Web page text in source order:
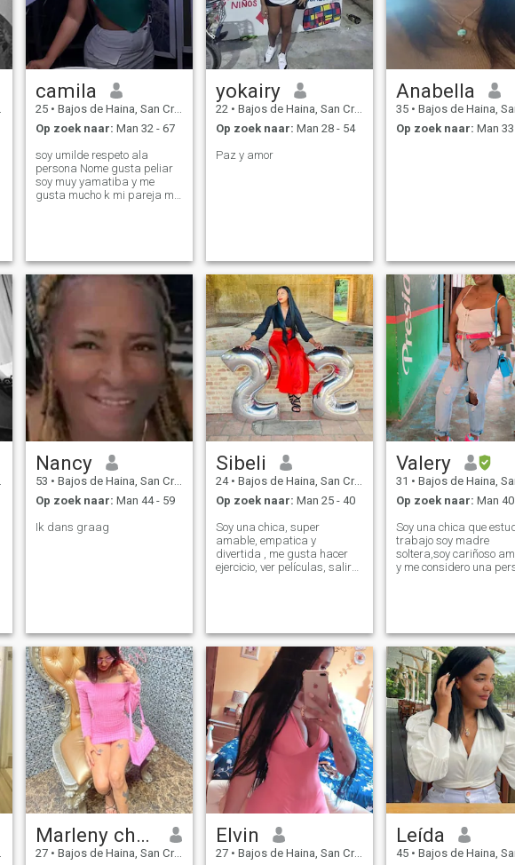
camila
25 • Bajos de Haina, San Cristóbal, Dominicaanse Rep.
Op zoek naar: Man 32 - 67
soy umilde respeto ala
persona Nome gusta peliar
soy muy yamatiba y me
gusta mucho k mi pareja me
yokairy
22 • Bajos de Haina, San Cristóbal, Dominicaanse Rep.
Op zoek naar: Man 28 - 54
Paz y amor
Anabella
35 • Bajos de Haina, San Cristóbal,
Op zoek naar: Man
Nancy
53 • Bajos de Haina, San Cristóbal, Dominicaanse Rep.
Op zoek naar: Man 44 - 59
Ik dans graag
Sibeli
24 • Bajos de Haina, San Cristóbal, Dominicaanse Rep.
Op zoek naar: Man 25 - 40
Soy una chica, super
amable, empatica y
divertida , me gusta hacer
ejercicio, ver películas, salir
Valery
31 • Bajos de Haina, San Cristóbal,
Op zoek naar: Man
Soy una chica que
trabajo soy madre
soltera,soy cariñoso
y me considero una
Marleny chavez
27 • Bajos de Haina, San Cristóbal, Dominicaanse Rep.
Elvin
27 • Bajos de Haina, San Cristóbal, Dominicaanse Rep.
Leída
45 • Bajos de Haina, San Cristóbal,